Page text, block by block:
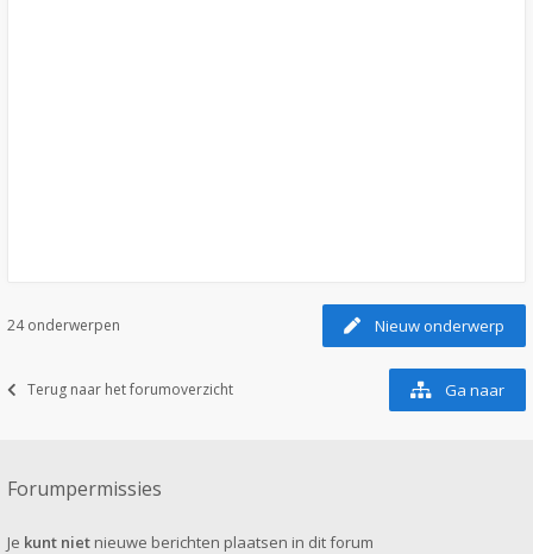
Nieuw onderwerp
24 onderwerpen
Terug naar het forumoverzicht Ga naar
Forumpermissies
Je kunt niet nieuwe berichten plaatsen in dit forum